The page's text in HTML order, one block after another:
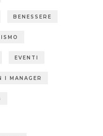
BENESSERE
EVENTI
I MANAGER